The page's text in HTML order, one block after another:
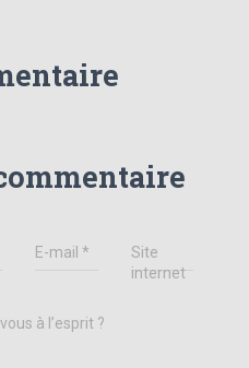
E-mail*
Site
internet
à l’esprit ?